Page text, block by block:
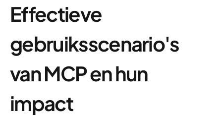
Effectieve
gebruiksscenario's
van MCP en hun
impact